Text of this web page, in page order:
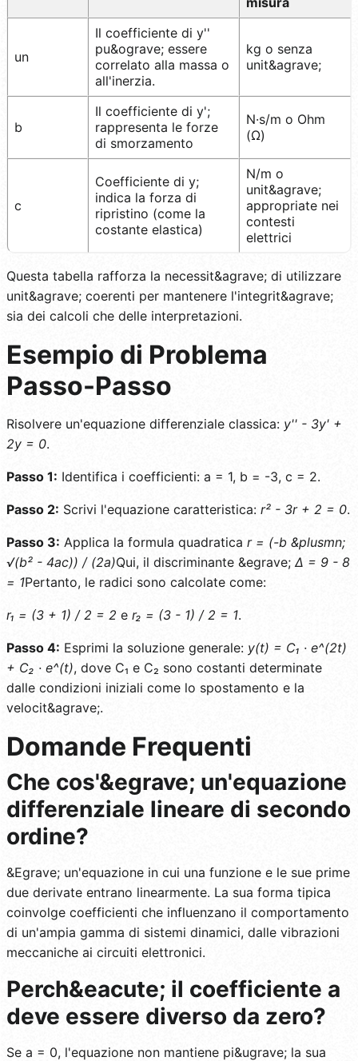
un
Il coefficiente di y''
pu&ograve; essere
correlato alla massa o
all'inerzia.
kg o senza
unit&agrave;
b
Il coefficiente di y';
rappresenta le forze
di smorzamento
N·s/m o Ohm
(Ω)
c
Coefficiente di y;
indica la forza di
ripristino (come la
costante elastica)
N/m o
unit&agrave;
appropriate nei
contesti
elettrici
Questa tabella rafforza la necessit&agrave; di utilizzare
unit&agrave; coerenti per mantenere l'integrit&agrave;
sia dei calcoli che delle interpretazioni.
Esempio di Problema
Passo-Passo
Risolvere un'equazione differenziale classica: y'' - 3y' +
2y = 0.
Passo 1: Identifica i coefficienti: a = 1, b = -3, c = 2.
Passo 2: Scrivi l'equazione caratteristica: r² - 3r + 2 = 0.
Passo 3: Applica la formula quadratica r = (-b &plusmn;
√(b² - 4ac)) / (2a)Qui, il discriminante &egrave; Δ = 9 - 8
= 1Pertanto, le radici sono calcolate come:
r₁ = (3 + 1) / 2 = 2 e r₂ = (3 - 1) / 2 = 1.
Passo 4: Esprimi la soluzione generale: y(t) = C₁ · e^(2t)
+ C₂ · e^(t), dove C₁ e C₂ sono costanti determinate
dalle condizioni iniziali come lo spostamento e la
velocit&agrave;.
Domande Frequenti
Che cos'&egrave; un'equazione
differenziale lineare di secondo
ordine?
&Egrave; un'equazione in cui una funzione e le sue prime
due derivate entrano linearmente. La sua forma tipica
coinvolge coefficienti che influenzano il comportamento
di un'ampia gamma di sistemi dinamici, dalle vibrazioni
meccaniche ai circuiti elettronici.
Perch&eacute; il coefficiente a
deve essere diverso da zero?
Se a = 0, l'equazione non mantiene pi&ugrave; la sua